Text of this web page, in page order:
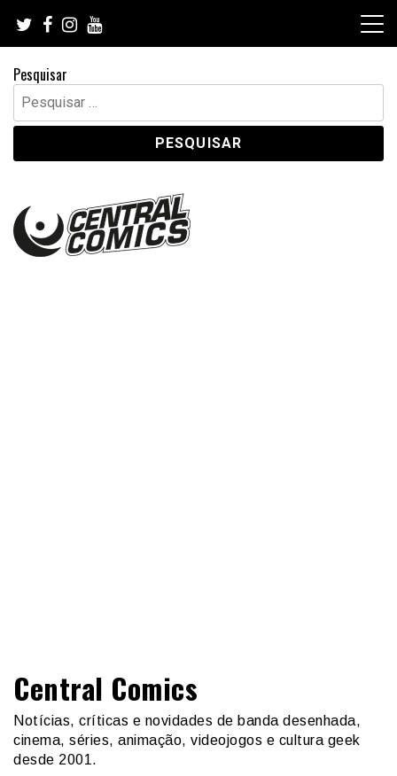
content
Pesquisar
Pesquisar
por:
Central Comics
Notícias, críticas e novidades de banda desenhada,
cinema, séries, animação, videojogos e cultura geek
desde 2001.